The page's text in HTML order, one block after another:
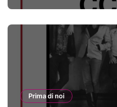
#primadinoi
Prima di noi